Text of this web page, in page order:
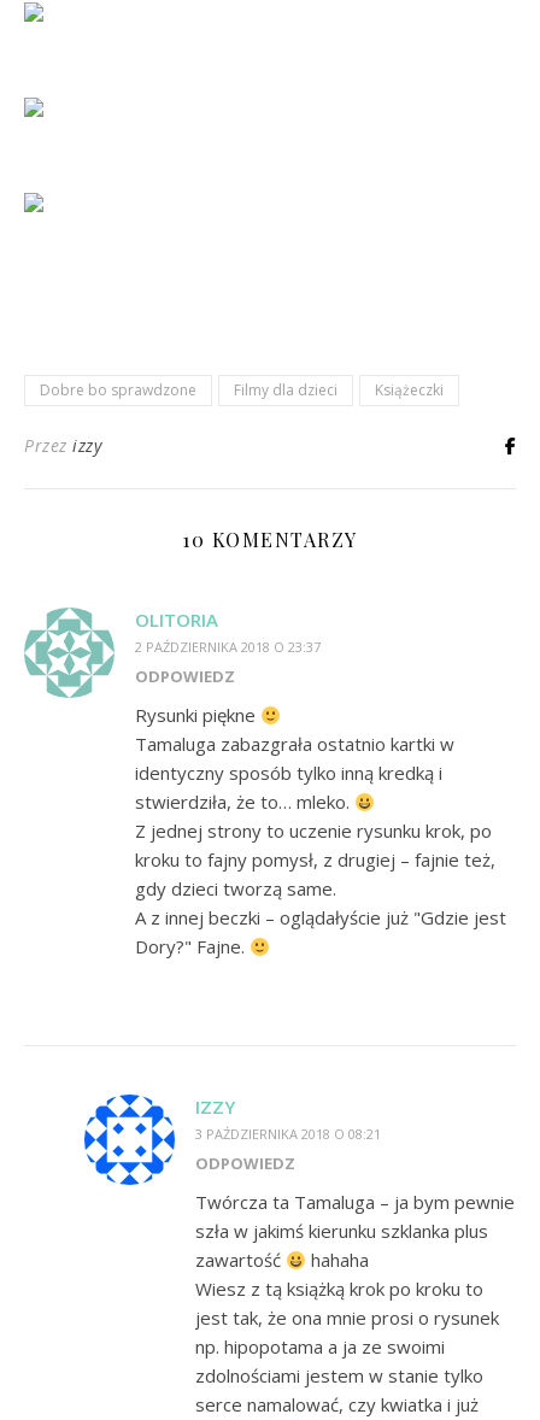
Dobre bo sprawdzone Filmy dla dzieci Książeczki
Przez izzy
10 KOMENTARZY
OLITORIA
2 PAŹDZIERNIKA 2018 O 23:37
ODPOWIEDZ
Rysunki piękne
Tamaluga zabazgrała ostatnio kartki w
identyczny sposób tylko inną kredką i
stwierdziła, że to… mleko.
Z jednej strony to uczenie rysunku krok, po
kroku to fajny pomysł, z drugiej – fajnie też,
gdy dzieci tworzą same.
A z innej beczki – oglądałyście już "Gdzie jest
Dory?" Fajne.
IZZY
3 PAŹDZIERNIKA 2018 O 08:21
ODPOWIEDZ
Twórcza ta Tamaluga – ja bym pewnie
szła w jakimś kierunku szklanka plus
zawartość
hahaha
Wiesz z tą książką krok po kroku to
jest tak, że ona mnie prosi o rysunek
np. hipopotama a ja ze swoimi
zdolnościami jestem w stanie tylko
serce namalować, czy kwiatka i już